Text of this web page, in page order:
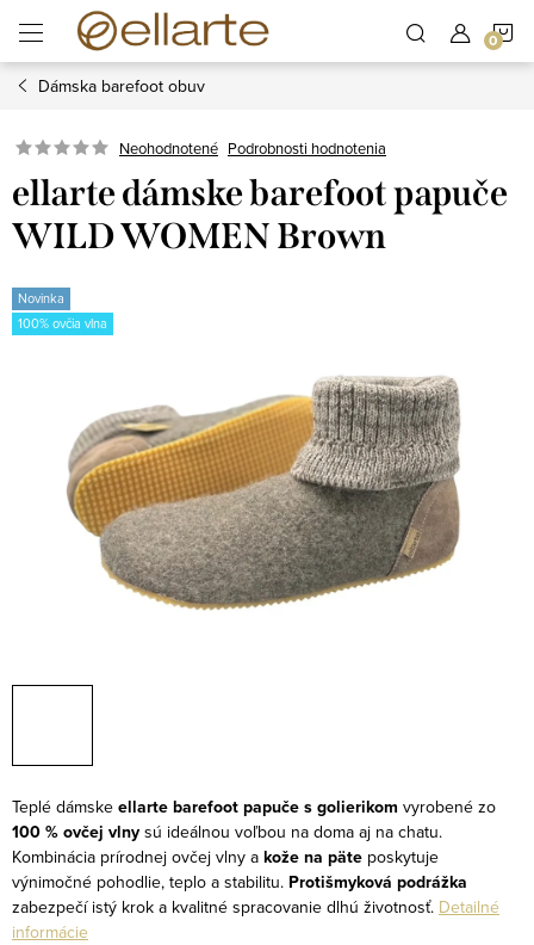
obsah
Dámska barefoot obuv
Neohodnotené Podrobnosti hodnotenia
ellarte dámske barefoot papuče
WILD WOMEN Brown
Novinka
100% ovčia vlna
Teplé dámske ellarte barefoot papuče s golierikom vyrobené zo
100 % ovčej vlny sú ideálnou voľbou na doma aj na chatu.
Kombinácia prírodnej ovčej vlny a kože na päte poskytuje
výnimočné pohodlie, teplo a stabilitu. Protišmyková podrážka
zabezpečí istý krok a kvalitné spracovanie dlhú životnosť. Detailné
informácie